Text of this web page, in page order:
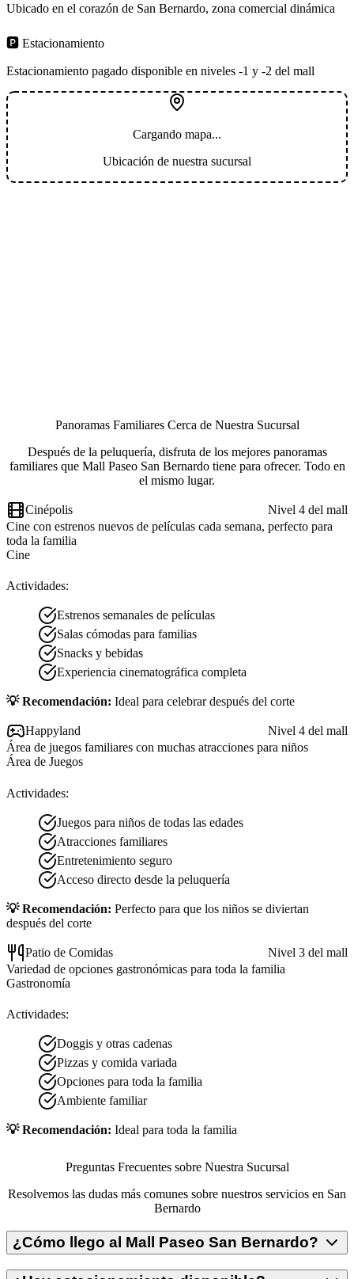
Ubicado en el corazón de San Bernardo, zona comercial dinámica
🅿️ Estacionamiento
Estacionamiento pagado disponible en niveles -1 y -2 del mall
Cargando mapa...
Ubicación de nuestra sucursal
Panoramas Familiares Cerca de Nuestra Sucursal
Después de la peluquería, disfruta de los mejores panoramas
familiares que Mall Paseo San Bernardo tiene para ofrecer. Todo en
el mismo lugar.
Cinépolis
Nivel 4 del mall
Cine con estrenos nuevos de películas cada semana, perfecto para
toda la familia
Cine
Actividades:
Estrenos semanales de películas
Salas cómodas para familias
Snacks y bebidas
Experiencia cinematográfica completa
💡 Recomendación: Ideal para celebrar después del corte
Happyland
Nivel 4 del mall
Área de juegos familiares con muchas atracciones para niños
Área de Juegos
Actividades:
Juegos para niños de todas las edades
Atracciones familiares
Entretenimiento seguro
Acceso directo desde la peluquería
💡 Recomendación: Perfecto para que los niños se diviertan
después del corte
Patio de Comidas
Nivel 3 del mall
Variedad de opciones gastronómicas para toda la familia
Gastronomía
Actividades:
Doggis y otras cadenas
Pizzas y comida variada
Opciones para toda la familia
Ambiente familiar
💡 Recomendación: Ideal para toda la familia
Preguntas Frecuentes sobre Nuestra Sucursal
Resolvemos las dudas más comunes sobre nuestros servicios en San
Bernardo
¿Cómo llego al Mall Paseo San Bernardo?